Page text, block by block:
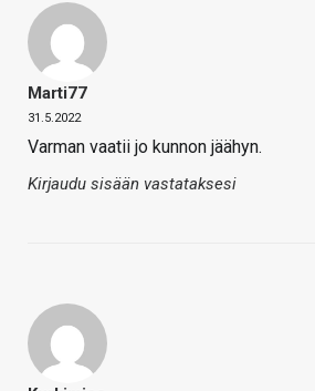
Marti77
31.5.2022
Varman vaatii jo kunnon jäähyn.
Kirjaudu sisään vastataksesi